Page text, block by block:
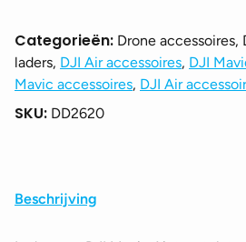
Categorieën: Drone
laders, DJI Air accessoires, DJI
Mavic accessoires, DJI Air
SKU: DD2620
Beschrijving